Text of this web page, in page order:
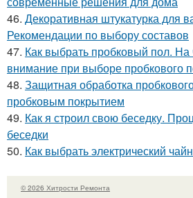
46. Декоративная штукатурка для
Рекомендации по выбору составов
47. Как выбрать пробковый пол. На
внимание при выборе пробкового
48. Защитная обработка
пробковым покрытием
49. Как я строил свою беседку.
беседки
50. Как выбрать электрический
© 2026 Хитрости Ремонта